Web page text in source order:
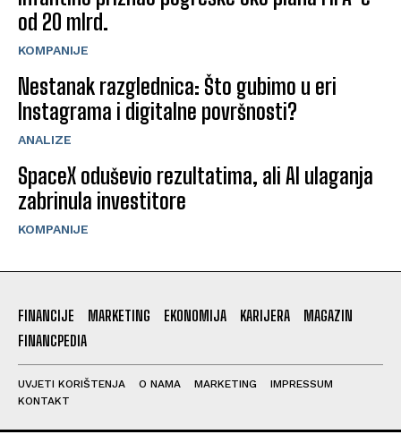
od 20 mlrd.
KOMPANIJE
Nestanak razglednica: Što gubimo u eri
Instagrama i digitalne površnosti?
ANALIZE
SpaceX oduševio rezultatima, ali AI ulaganja
zabrinula investitore
KOMPANIJE
FINANCIJE MARKETING EKONOMIJA KARIJERA
MAGAZIN
FINANCPEDIA
UVJETI KORIŠTENJA O NAMA MARKETING
IMPRESSUM
KONTAKT